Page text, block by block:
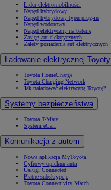
Lider elektromobilności
Napęd hybrydowy
Napęd hybrydowy typu plug-in
Napęd wodorowy
Napęd elektryczny na baterię
Zasięg aut elektrycznych
Zalety posiadania aut elektrycznych
Ładowanie elektrycznej Toyoty
Toyota HomeCharge
Toyota Charging Network
Jak naładować elektryczną Toyotę?
Systemy bezpieczeństwa
Toyota T-Mate
System eCall
Komunikacja z autem
Nowa aplikacja MyToyota
Cyfrowy opiekun auta
Usługi Connected
Płatne subskrypcje
Toyota Connectivity Match